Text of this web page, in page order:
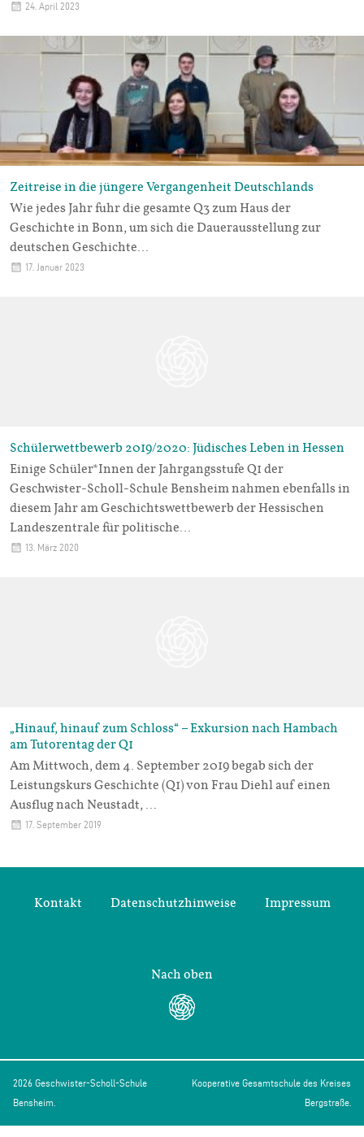
24. April 2023
Zeitreise in die jüngere Vergangenheit Deutschlands
Wie jedes Jahr fuhr die gesamte Q3 zum Haus der
Geschichte in Bonn, um sich die Dauerausstellung zur
deutschen Geschichte…
17. Januar 2023
Schülerwettbewerb 2019/2020: Jüdisches Leben in Hessen
Einige Schüler*Innen der Jahrgangsstufe Q1 der
Geschwister-Scholl-Schule Bensheim nahmen ebenfalls in
diesem Jahr am Geschichtswettbewerb der Hessischen
Landeszentrale für politische…
13. März 2020
„Hinauf, hinauf zum Schloss“ – Exkursion nach Hambach
am Tutorentag der Q1
Am Mittwoch, dem 4. September 2019 begab sich der
Leistungskurs Geschichte (Q1) von Frau Diehl auf einen
Ausflug nach Neustadt,…
17. September 2019
Kontakt Datenschutzhinweise Impressum
Nach oben
2026 Geschwister-Scholl-Schule
Bensheim.
Kooperative Gesamtschule des Kreises
Bergstraße.